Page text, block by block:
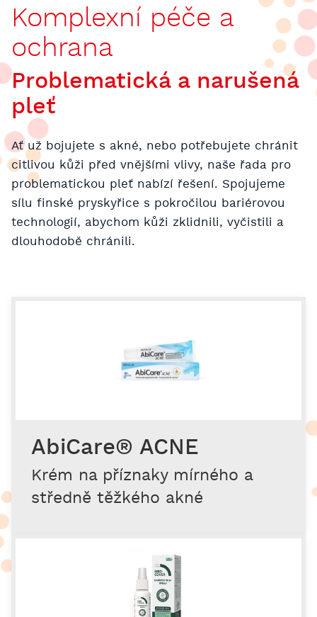
Komplexní péče a
ochrana
Problematická a narušená
pleť
Ať už bojujete s akné, nebo potřebujete chránit
citlivou kůži před vnějšími vlivy, naše řada pro
problematickou pleť nabízí řešení. Spojujeme
sílu finské pryskyřice s pokročilou bariérovou
technologií, abychom kůži zklidnili, vyčistili a
dlouhodobě chránili.
AbiCare® ACNE
Krém na příznaky mírného a
středně těžkého akné